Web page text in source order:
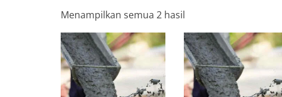
Aneka
Beton
Ready
mix
di
Indonesia
Menampilkan semua 2 hasil